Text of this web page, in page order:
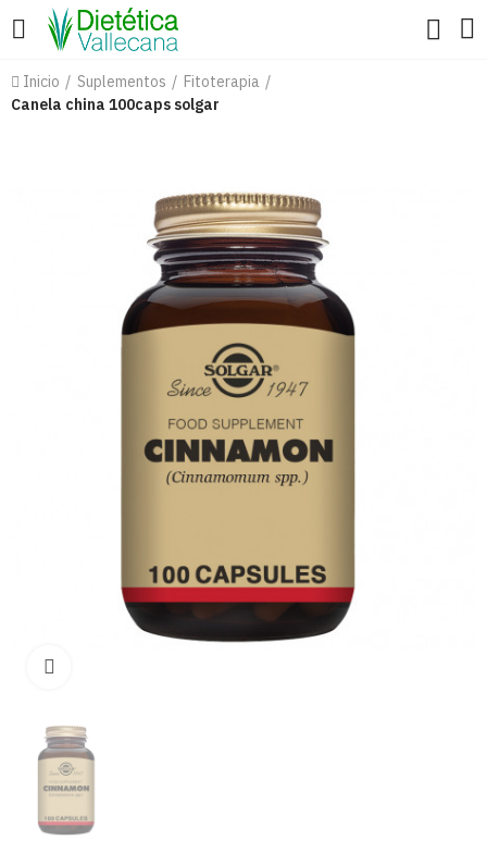
Inicio Suplementos
Fitoterapia
Canela china 100caps solgar